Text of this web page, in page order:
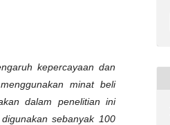
kepercayaan dan
minat beli
dalam penelitian ini
sebanyak 100